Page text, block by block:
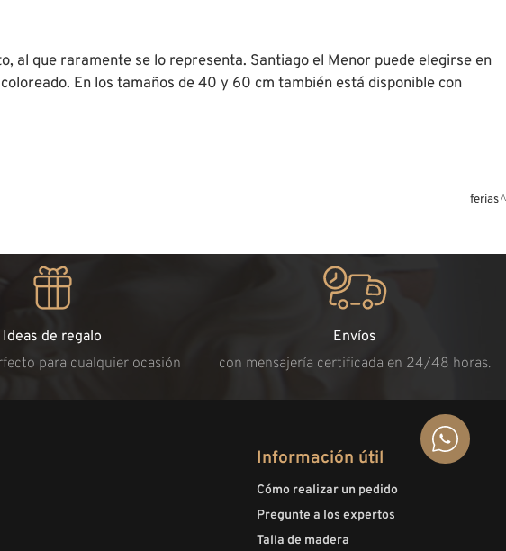
al que raramente se lo representa. Santiago el Menor puede elegirse en
En los tamaños de 40 y 60 cm también está disponible con
ferias
Ideas de regalo
para cualquier ocasión
Envíos
con mensajería certificada en 24/48 horas.
Información útil
Cómo realizar un pedido
Pregunte a los expertos
Talla de madera